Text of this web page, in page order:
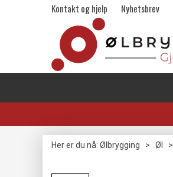
Kontakt og hjelp Nyhetsbrev
Her er du nå: Ølbrygging > Øl >